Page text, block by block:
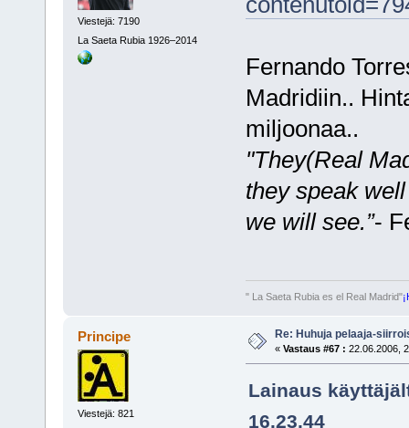
Viestejä: 7190
La Saeta Rubia 1926–2014
Fernando
Madridiin..
miljoonaa..
"They(Real
they speak
we will see.”-
" La Saeta Rubia es el Real Madrid"
Principe
Viestejä: 821
Re: Huhuja pelaaja-
« Vastaus #67 : 22.06.2006,
Lainaus
16.23.44